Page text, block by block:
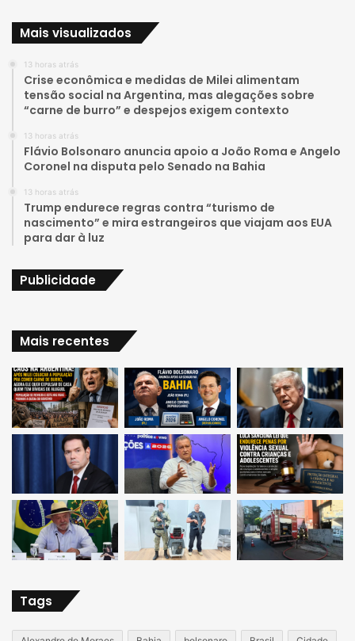
b
g
a
Mais visualizados
13 horas atrás
Crise econômica e medidas de Milei alimentam
tensão social na Argentina, mas alegações sobre
“carne de burro” e despejos exigem contexto
13 horas atrás
Flávio Bolsonaro anuncia apoio a João Roma e Angelo
Coronel na disputa pelo Senado na Bahia
13 horas atrás
Trump endurece regras contra “turismo de
nascimento” e mira estrangeiros que viajam aos EUA
para dar à luz
Publicidade
Mais recentes
Tags